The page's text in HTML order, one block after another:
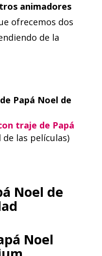
animadores
ofrecemos dos
de la
Papá Noel de
traje de Papá
de las películas)
Noel de
Noel